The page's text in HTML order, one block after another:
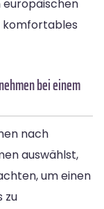
komfortables
bei einem
nach
auswählst,
um einen
zu